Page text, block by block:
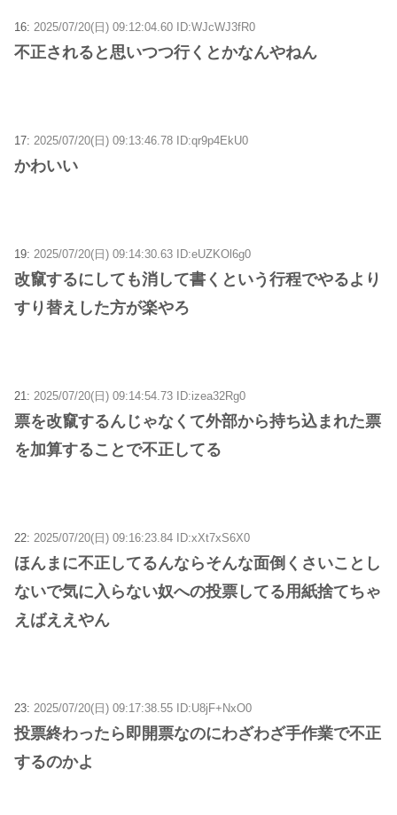
16: 2025/07/20(日) 09:12:04.60 ID:WJcWJ3fR0
不正されると思いつつ行くとかなんやねん
17: 2025/07/20(日) 09:13:46.78 ID:qr9p4EkU0
かわいい
19: 2025/07/20(日) 09:14:30.63 ID:eUZKOl6g0
改竄するにしても消して書くという行程でやるより
すり替えした方が楽やろ
21: 2025/07/20(日) 09:14:54.73 ID:izea32Rg0
票を改竄するんじゃなくて外部から持ち込まれた票
を加算することで不正してる
22: 2025/07/20(日) 09:16:23.84 ID:xXt7xS6X0
ほんまに不正してるんならそんな面倒くさいことし
ないで気に入らない奴への投票してる用紙捨てちゃ
えばええやん
23: 2025/07/20(日) 09:17:38.55 ID:U8jF+NxO0
投票終わったら即開票なのにわざわざ手作業で不正
するのかよ